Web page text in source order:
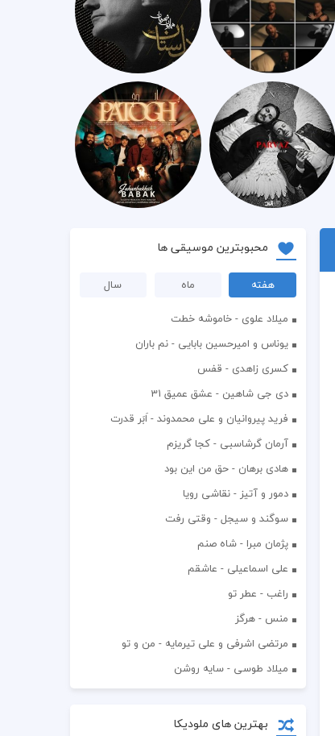
محبوبترین موسیقی ها
هفته ماه
سال
میلاد علوی - خاموشه خطت
یوناس و امیرحسین بابایی - نم باران
کسری زاهدی - قفس
دی جی شاهین - عشق عمیق 31
فرید پیروانیان و علی محمدوند - اَبَر قدرت
آرمان گرشاسبی - کجا گریزم
هادی برهان - حق من این بود
دمور و آتیز - نقاشی رویا
سوگند و سیجل - وقتی رفت
پژمان مبرا - شاه صنم
علی اسماعیلی - عاشقم
راغب - عطر تو
منس - هرگز
مرتضی اشرفی و علی تیرمایه - من و تو
میلاد طوسی - سایه روشن
بهترین های ملودیکا